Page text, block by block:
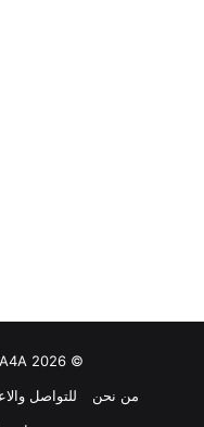
© VGA4A 2026, جميع الحقوق محفوظة
من نحن
للتواصل